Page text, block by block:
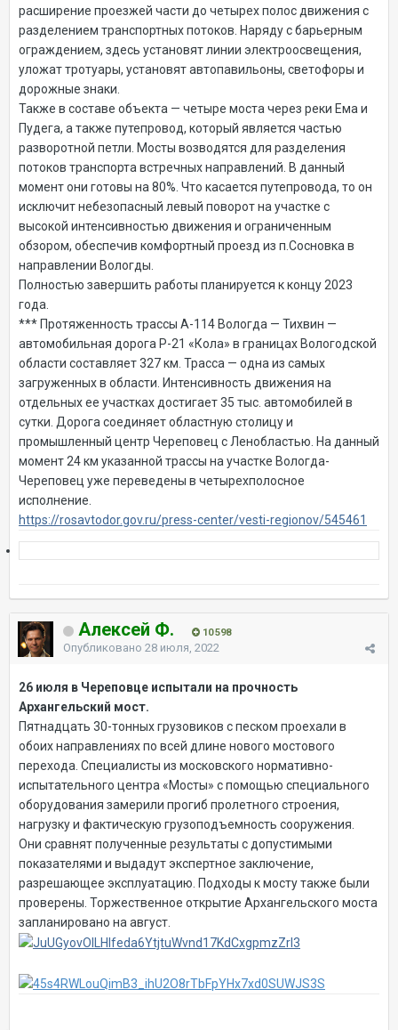
расширение проезжей части до четырех полос движения с
разделением транспортных потоков. Наряду с барьерным
ограждением, здесь установят линии электроосвещения,
уложат тротуары, установят автопавильоны, светофоры и
дорожные знаки.
Также в составе объекта — четыре моста через реки Ема и
Пудега, а также путепровод, который является частью
разворотной петли. Мосты возводятся для разделения
потоков транспорта встречных направлений. В данный
момент они готовы на 80%. Что касается путепровода, то он
исключит небезопасный левый поворот на участке с
высокой интенсивностью движения и ограниченным
обзором, обеспечив комфортный проезд из п.Сосновка в
направлении Вологды.
Полностью завершить работы планируется к концу 2023
года.
*** Протяженность трассы А-114 Вологда — Тихвин —
автомобильная дорога Р-21 «Кола» в границах Вологодской
области составляет 327 км. Трасса — одна из самых
загруженных в области. Интенсивность движения на
отдельных ее участках достигает 35 тыс. автомобилей в
сутки. Дорога соединяет областную столицу и
промышленный центр Череповец с Ленобластью. На данный
момент 24 км указанной трассы на участке Вологда-
Череповец уже переведены в четырехполосное
исполнение.
https://rosavtodor.gov.ru/press-center/vesti-regionov/545461
Алексей Ф. 10 598
Опубликовано 28 июля, 2022
26 июля в Череповце испытали на прочность
Архангельский мост.
Пятнадцать 30-тонных грузовиков с песком проехали в
обоих направлениях по всей длине нового мостового
перехода. Специалисты из московского нормативно-
испытательного центра «Мосты» с помощью специального
оборудования замерили прогиб пролетного строения,
нагрузку и фактическую грузоподъемность сооружения.
Они сравнят полученные результаты с допустимыми
показателями и выдадут экспертное заключение,
разрешающее эксплуатацию. Подходы к мосту также были
проверены. Торжественное открытие Архангельского моста
запланировано на август.